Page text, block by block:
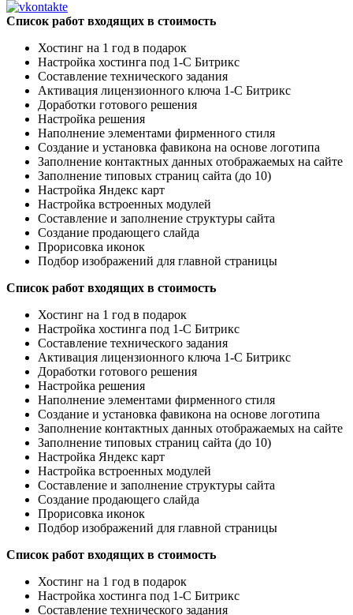
Список работ входящих в стоимость
Хостинг на 1 год в подарок
Настройка хостинга под 1-С Битрикс
Составление технического задания
Активация лицензионного ключа 1-С Битрикс
Доработки готового решения
Настройка решения
Наполнение элементами фирменного стиля
Создание и установка фавикона на основе логотипа
Заполнение контактных данных отображаемых на сайте
Заполнение типовых страниц сайта (до 10)
Настройка Яндекс карт
Настройка встроенных модулей
Составление и заполнение структуры сайта
Создание продающего слайда
Прорисовка иконок
Подбор изображений для главной страницы
Список работ входящих в стоимость
Хостинг на 1 год в подарок
Настройка хостинга под 1-С Битрикс
Составление технического задания
Активация лицензионного ключа 1-С Битрикс
Доработки готового решения
Настройка решения
Наполнение элементами фирменного стиля
Создание и установка фавикона на основе логотипа
Заполнение контактных данных отображаемых на сайте
Заполнение типовых страниц сайта (до 10)
Настройка Яндекс карт
Настройка встроенных модулей
Составление и заполнение структуры сайта
Создание продающего слайда
Прорисовка иконок
Подбор изображений для главной страницы
Список работ входящих в стоимость
Хостинг на 1 год в подарок
Настройка хостинга под 1-С Битрикс
Составление технического задания